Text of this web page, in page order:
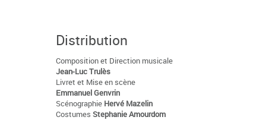
Distribution
Composition et Direction musicale
Jean-Luc Trulès
Livret et Mise en scène
Emmanuel Genvrin
Scénographie Hervé Mazelin
Costumes Stephanie Amourdom